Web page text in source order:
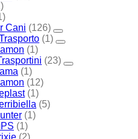
Cani (126)
(1)
(1)
(23)
(1)
(12)
(1)
(5)
(1)
(1)
(2)